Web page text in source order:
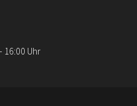
16:00 Uhr